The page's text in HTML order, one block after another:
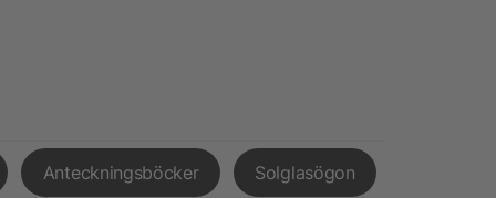
Anteckningsböcker Solglasögon